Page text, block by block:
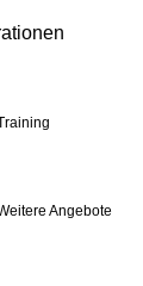
Angebote